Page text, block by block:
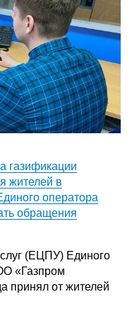
газификации
жителей в
оператора
обращения
(ЕЦПУ) Единого
«Газпром
принял от жителей